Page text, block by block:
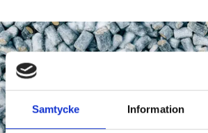
Samtycke Information